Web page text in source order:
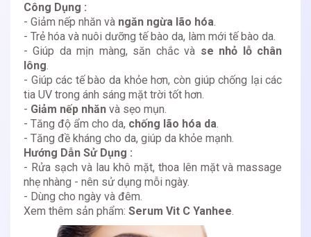
Công Dụng :
- Giảm nếp nhăn và ngăn ngừa lão hóa.
- Trẻ hóa và nuôi dưỡng tế bào da, làm mới tế bào da.
- Giúp da mịn màng, săn chắc và se nhỏ lỗ chân
lông.
- Giúp các tế bào da khỏe hơn, còn giúp chống lại các
tia UV trong ánh sáng mặt trời tốt hơn.
- Giảm nếp nhăn và sẹo mụn.
- Tăng độ ẩm cho da, chống lão hóa da.
- Tăng đề kháng cho da, giúp da khỏe mạnh.
Hướng Dẫn Sử Dụng :
- Rửa sạch và lau khô mặt, thoa lên mặt và massage
nhẹ nhàng - nên sử dụng mỗi ngày.
- Dùng cho ngày và đêm.
Xem thêm sản phẩm: Serum Vit C Yanhee.